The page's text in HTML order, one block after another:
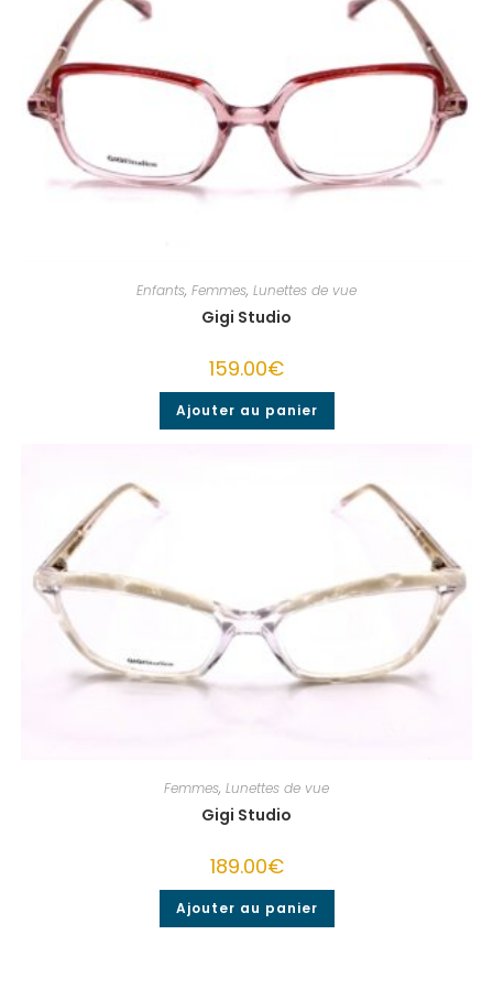
Enfants, Femmes, Lunettes de vue
Gigi Studio
159.00€
Ajouter au panier
Femmes, Lunettes de vue
Gigi Studio
189.00€
Ajouter au panier